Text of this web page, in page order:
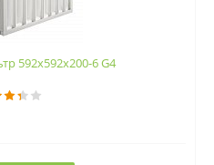
592х592х200-6 G4